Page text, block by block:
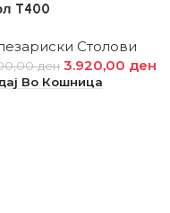
T400
Столови
ден 3.920,00 ден
Во Кошница